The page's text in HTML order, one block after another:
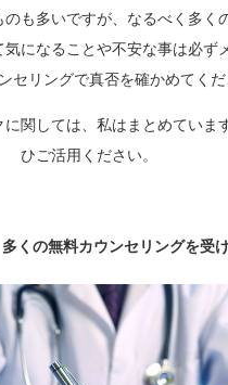
のも多いですが、なるべく多く
になることや不安な事は必ず
セリングで真否を確かめてくだ
に関しては、私はまとめていま
ひご活用ください。
くの無料カウンセリングを受